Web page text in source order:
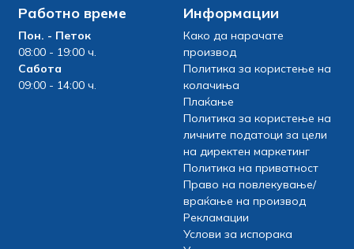
Работно време
Пон. - Петок
08:00 - 19:00 ч.
Сабота
09:00 - 14:00 ч.
Информации
Како да нарачате
производ
Политика за користење на
колачиња
Плаќање
Политика за користење на
личните податоци за цели
на директен маркетинг
Политика на приватност
Право на повлекување/
враќање на производ
Рекламации
Услови за испорака